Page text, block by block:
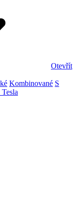
Otevřít
Kombinované S